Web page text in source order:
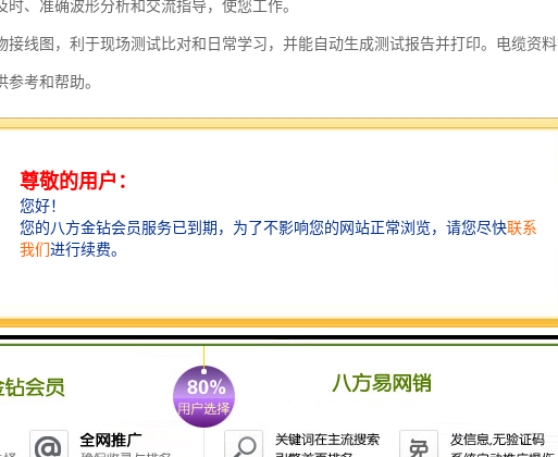
、准确波形分析和交流指导，使您工作。
线图，利于现场测试比对和日常学习，并能自动生成测试报告并打印。电缆资
考和帮助。
数字显示测试者离故障点距离，采用静噪技术，是国内同类定点技术的又一次创
户选择，国内全新的8.4kg HP-G35高压电源替换65kg试验变压器和操作箱，HP-
轻便化，国内。